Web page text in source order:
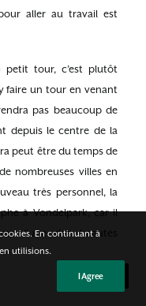
aller au travail est
petit tour, c’est plutôt
faire un tour en venant
pas beaucoup de
depuis le centre de la
peut être du temps de
nombreuses villes en
très personnel, la
à Vondelpark, car il
l’une des beautés
En continuant à
utilisions.
I Agree